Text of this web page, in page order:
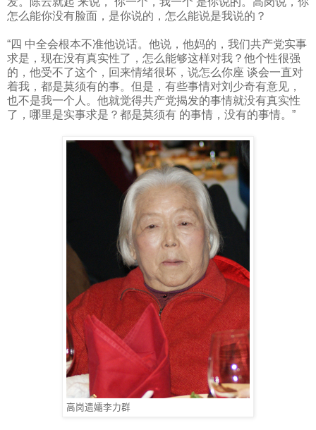
怎么能你没有脸面，是你说的，怎么能说是我说的？
“四 中全会根本不准他说话。他说，他妈的，我们共产党实事
求是，现在没有真实性了，怎么能够这样对我？他个性很强
的，他受不了这个，回来情绪很坏，说怎么你座 谈会一直对
着我，都是莫须有的事。但是，有些事情对刘少奇有意见，
也不是我一个人。他就觉得共产党揭发的事情就没有真实性
了，哪里是实事求是？都是莫须有 的事情，没有的事情。”
高岗遗孀李力群